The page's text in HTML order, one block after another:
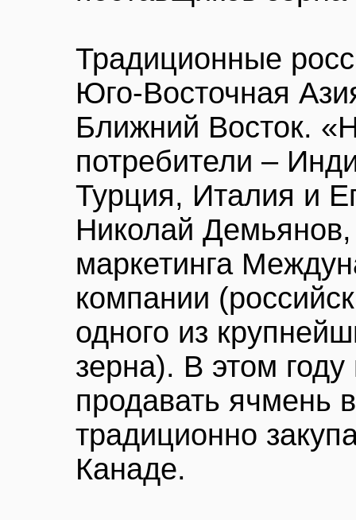
Традиционные
Юго-Восточная
Ближний Восток.
потребители –
Турция, Италия и
Николай
маркетинга
компании
одного из
зерна). В этом
продавать ячмень
традиционно
Канаде.